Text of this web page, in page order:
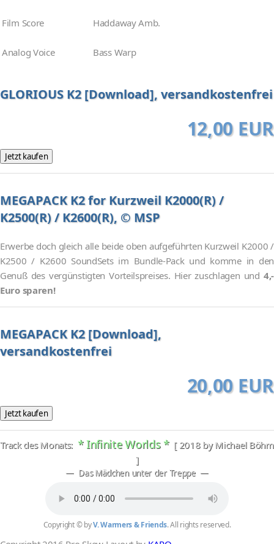
Film Score Haddaway Amb.
Analog Voice Bass Warp
GLORIOUS K2 [Download], versandkostenfrei
12,00 EUR
MEGAPACK K2 for Kurzweil K2000(R) /
K2500(R) / K2600(R), © MSP
Erwerbe doch gleich alle beide oben aufgeführten Kurzweil K2000 /
K2500 / K2600 SoundSets im Bundle-Pack und komme in den
Genuß des vergünstigten Vorteilspreises. Hier zuschlagen und 4,-
Euro sparen!
MEGAPACK K2 [Download],
versandkostenfrei
20,00 EUR
Track des Monats: * Infinite Worlds *[ 2018 by Michael Böhm
]
— Das Mädchen unter der Treppe —
Copyright © byV. Warmers & Friends. All rights reserved.